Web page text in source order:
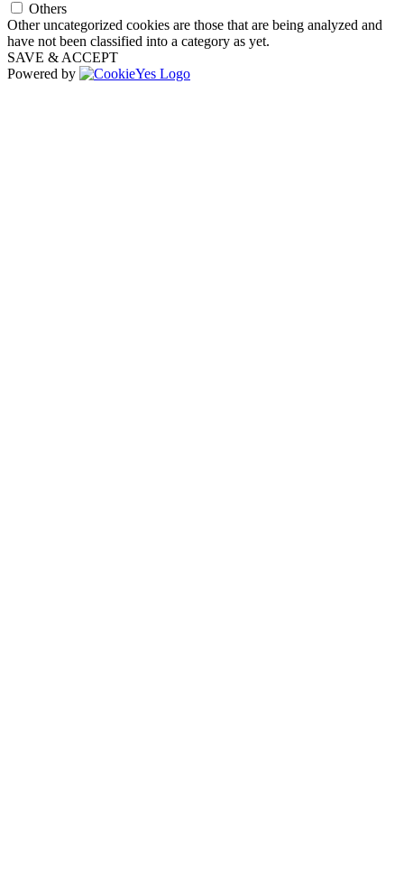
Others
Other uncategorized cookies are those that are being analyzed and
have not been classified into a category as yet.
SAVE & ACCEPT
Powered by